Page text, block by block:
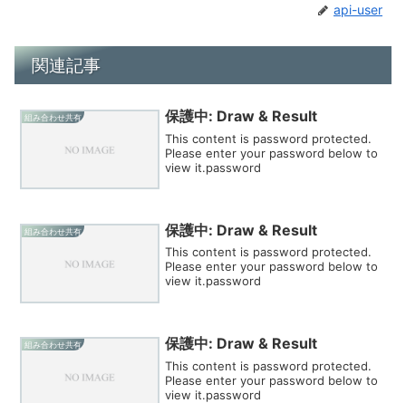
api-user
関連記事
組み合わせ共有 保護中: Draw & Result
This content is password protected.
Please enter your password below to
view it.password
組み合わせ共有 保護中: Draw & Result
This content is password protected.
Please enter your password below to
view it.password
組み合わせ共有 保護中: Draw & Result
This content is password protected.
Please enter your password below to
view it.password